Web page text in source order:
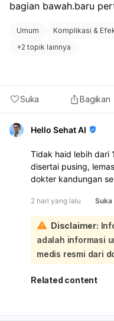
bagian bawah.baru
Umum Komplikasi &
+2 topik lainnya
Suka Bagikan
Hello Sehat AI
Tidak haid lebih dari
disertai pusing,
dokter kandungan
kemudian keluar
dini, atau masalah
tespek negatif,
**tetap perlu
perdarahannya
Kalau darah keluar
penuh dalam 1–2 jam
fisik, tes kehamilan
2 hari yang lalu Suka
Disclaimer:
adalah informasi
medis resmi dari
Related content